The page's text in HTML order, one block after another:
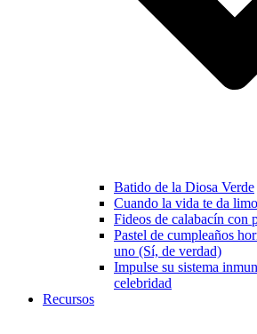
Batido de la Diosa Verde
Cuando la vida te da
Fideos de calabacín con
Pastel de cumpleaños
uno (Sí, de verdad)
Impulse su sistema
celebridad
Recursos